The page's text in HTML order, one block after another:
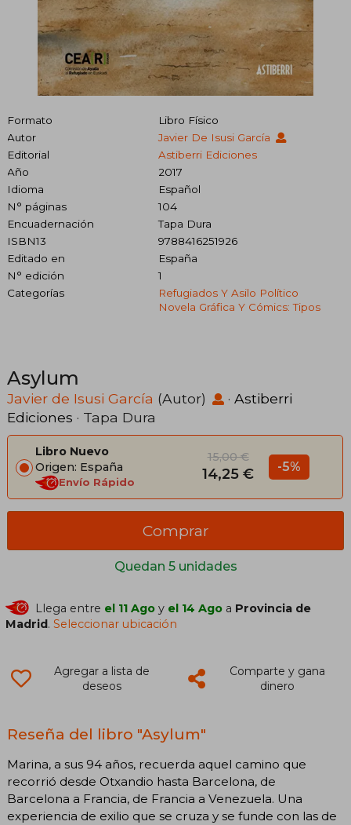
Formato
Libro Físico
Autor
Javier De Isusi García
Editorial
Astiberri Ediciones
Año
2017
Idioma
Español
N° páginas
104
Encuadernación
Tapa Dura
ISBN13
9788416251926
Editado en
España
N° edición
1
Categorías
Refugiados Y Asilo Político
Novela Gráfica Y Cómics: Tipos
Asylum
Javier de Isusi García (Autor) · Astiberri
Ediciones · Tapa Dura
Libro Nuevo
Origen: España
Envío Rápido
15,00 €
14,25 € -5%
Quedan 5 unidades
Comprar
Llega entre el 11 Ago y el 14 Ago a Provincia de
Madrid.Seleccionar ubicación
Agregar a lista de
deseos
Comparte y gana
dinero
Reseña del libro "Asylum"
Marina, a sus 94 años, recuerda aquel camino que
recorrió desde Otxandio hasta Barcelona, de
Barcelona a Francia, de Francia a Venezuela. Una
experiencia de exilio que se cruza y se funde con las de